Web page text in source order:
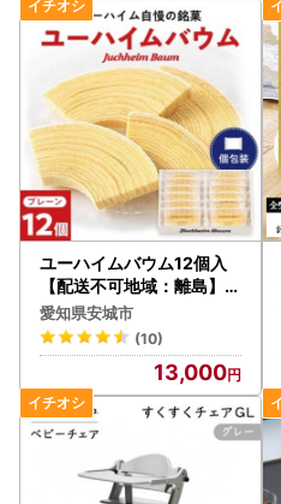
ユーハイムバウム12個入
【配送不可地域：離島】【
1402465】
愛知県安城市
(10)
13,000